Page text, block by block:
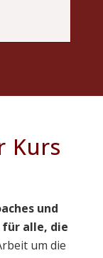
Kurs
und
alle, die
um die